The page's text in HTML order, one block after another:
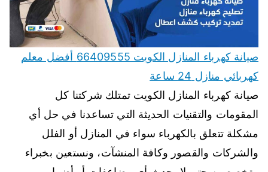
صيانة كهرباء المنازل الكويت 66409555 أفضل معلم
كهربائي منازل 24 ساعة
صيانة كهرباء المنازل الكويت تمتلك شركتنا كل
المقومات والتقنيات الحديثة التي تساعدنا في حل أي
مشكلة تتعلق بالكهرباء سواء في المنازل أو الفلل
والشركات والقصور وكافة المنشآت، ونستعين بخبراء